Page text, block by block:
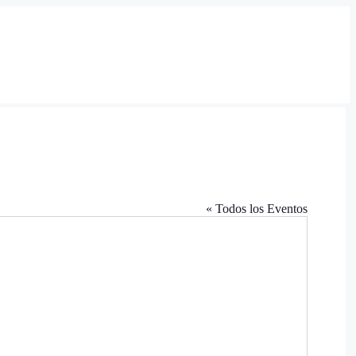
« Todos los Eventos